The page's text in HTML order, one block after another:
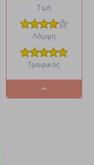
Τιμή
Λάμψη
Γραφικός
Dropdown